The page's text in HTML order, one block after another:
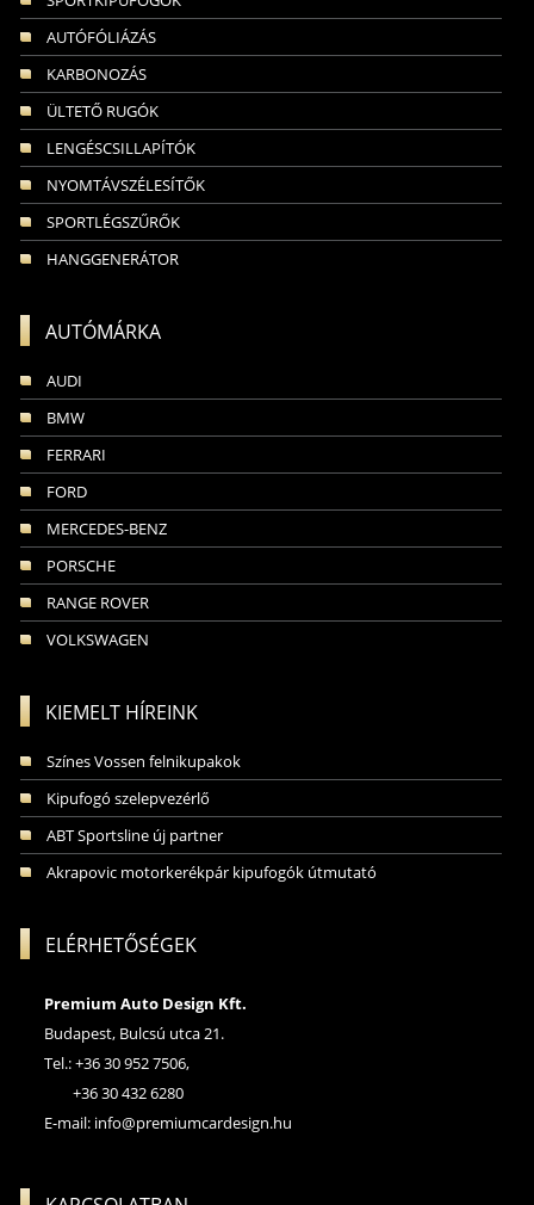
AUTÓFÓLIÁZÁS
KARBONOZÁS
ÜLTETŐ RUGÓK
LENGÉSCSILLAPÍTÓK
NYOMTÁVSZÉLESÍTŐK
SPORTLÉGSZŰRŐK
HANGGENERÁTOR
AUTÓMÁRKA
AUDI
BMW
FERRARI
FORD
MERCEDES-BENZ
PORSCHE
RANGE ROVER
VOLKSWAGEN
KIEMELT HÍREINK
Színes Vossen felnikupakok
Kipufogó szelepvezérlő
ABT Sportsline új partner
Akrapovic motorkerékpár kipufogók útmutató
ELÉRHETŐSÉGEK
Premium Auto Design Kft.
Budapest, Bulcsú utca 21.
Tel.: +36 30 952 7506,
+36 30 432 6280
E-mail: info@premiumcardesign.hu